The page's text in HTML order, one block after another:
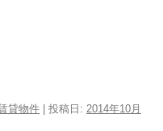
貸物件 | 投稿日: 2014年10月